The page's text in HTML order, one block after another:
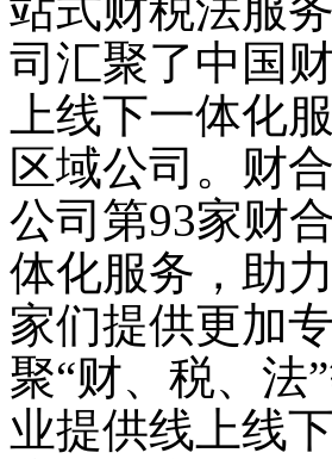
司汇聚了中国
上线下一体化
区域公司。财
公司第93家财
体化服务，助
家们提供更加
聚“财、税、法
业提供线上线